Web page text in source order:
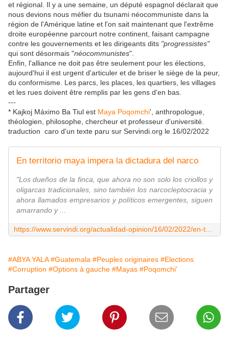
et régional. Il y a une semaine, un député espagnol déclarait que
nous devions nous méfier du tsunami néocommuniste dans la
région de l'Amérique latine et l'on sait maintenant que l'extrême
droite européenne parcourt notre continent, faisant campagne
contre les gouvernements et les dirigeants dits "progressistes"
qui sont désormais "néocommunistes".
Enfin, l'alliance ne doit pas être seulement pour les élections,
aujourd'hui il est urgent d'articuler et de briser le siège de la peur,
du conformisme. Les parcs, les places, les quartiers, les villages
et les rues doivent être remplis par les gens d'en bas.
---
* Kajkoj Máximo Ba Tiul est Maya Poqomchi', anthropologue,
théologien, philosophe, chercheur et professeur d'université.
traduction caro d'un texte paru sur Servindi.org le 16/02/2022
En territorio maya impera la dictadura del narco
"Los dueños de la finca, que ahora no son solo los criollos y
oligarcas tradicionales, sino también los narcocleptocracia y
ahora llamados empresarios y políticos emergentes, siguen
amarrando y ...
#ABYA YALA #Guatemala #Peuples originaires #Elections
#Corruption #Options à gauche #Mayas #Poqomchi'
Partager